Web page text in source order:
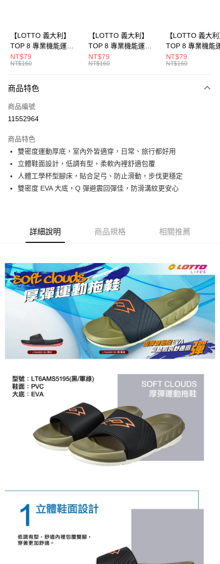
ATM付款
付款後全家取貨
每筆NT$80，滿NT$1,500(含以上)免運費
付款後萊爾富取貨
每筆NT$80，滿NT$3,000(含以上)免運費
付款後7-11取貨
每筆NT$80，滿NT$1,500(含以上)免運費
宅配
【LOTTO 義大利】
TOP 8 專業機能運動
襪-加大款(灰藍-
LT9CMW8308)
NT$79
NT$160
【LOTTO 義大利】
TOP 8 專業機能運動
襪-加大款(白/黑-
LT9CMW8309)
NT$79
NT$160
【LOTTO 義大
TOP 8 專業機能
襪-加大款(黑/白-
LT9CMW8300)
NT$79
NT$160
商品特色
商品編號
11552964
商品特色
雙密度運動厚底，室內外皆適穿，日常、旅行都好用
立體鞋面設計，低調有型，柔軟內裡舒適包覆
人體工學杯型腳床，貼合足弓、防止滑動，步伐更穩定
雙密度 EVA 大底，Q 彈避震回彈佳，防滑溝紋更安心
詳細說明 商品規格 相關推薦